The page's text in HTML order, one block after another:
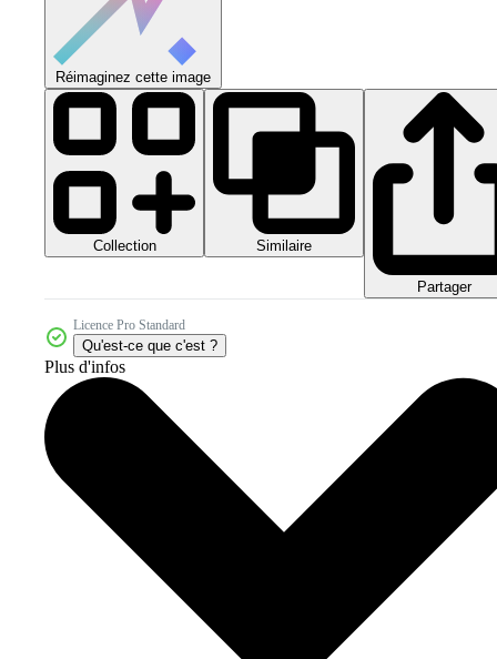
Réimaginez cette image
Collection Similaire
Partager
Licence Pro Standard
Qu'est-ce que c'est ?
Plus d'infos